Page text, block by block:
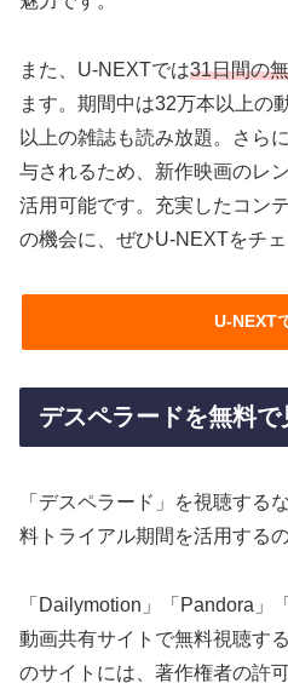
また、U-NEXTでは31日間の
ます。期間中は32万本以上の
以上の雑誌も読み放題。さら
与されるため、新作映画のレ
活用可能です。充実したコン
の機会に、ぜひU-NEXTをチ
U-NEXT
デスペラードを無料で
「デスペラード」を視聴する
料トライアル期間を活用する
「Dailymotion」「Pandora」
動画共有サイトで無料視聴す
のサイトには、著作権者の許